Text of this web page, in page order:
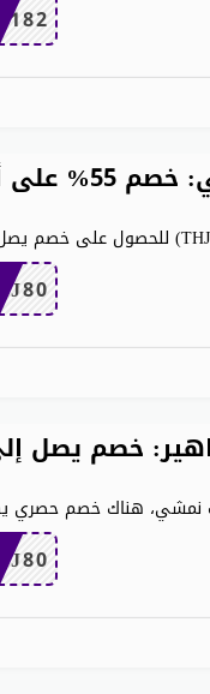
كوبون خصم
نمشي، هناك خصم حصري